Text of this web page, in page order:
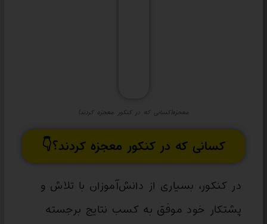
معجزه(کسانی که در کنکور معجزه کردند)
کسانی که در کنکور معجزه کردند؟👇
در کنکور، بسیاری از دانش‌آموزان با تلاش و
پشتکار خود موفق به کسب نتایج برجسته